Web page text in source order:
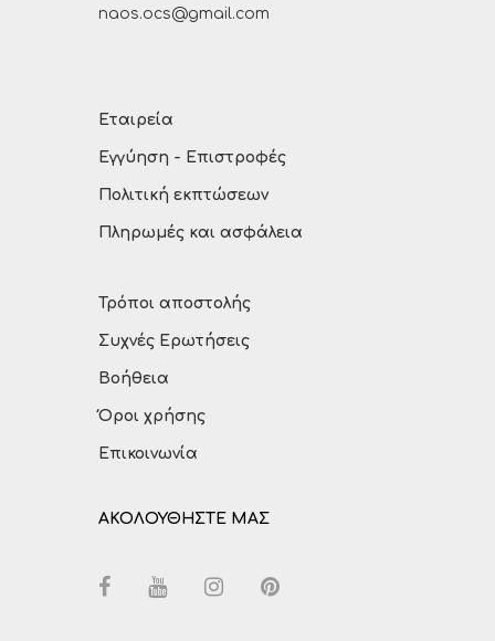
naos.ocs@gmail.com
Εταιρεία
Εγγύηση - Επιστροφές
Πολιτική εκπτώσεων
Πληρωμές και ασφάλεια
Τρόποι αποστολής
Συχνές Ερωτήσεις
Βοήθεια
Όροι χρήσης
Επικοινωνία
ΑΚΟΛΟΥΘΗΣΤΕ ΜΑΣ